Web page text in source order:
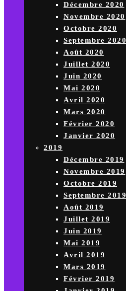
Décembre 2020
Novembre 2020
Octobre 2020
Septembre 2020
Août 2020
Juillet 2020
Juin 2020
Mai 2020
Avril 2020
Mars 2020
Février 2020
Janvier 2020
2019
Décembre 2019
Novembre 2019
Octobre 2019
Septembre 2019
Août 2019
Juillet 2019
Juin 2019
Mai 2019
Avril 2019
Mars 2019
Février 2019